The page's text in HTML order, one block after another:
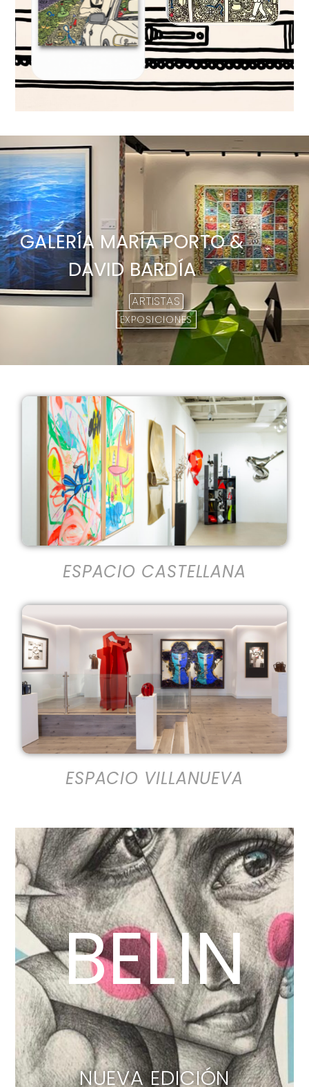
GALERÍA MARÍA PORTO &
DAVID BARDÍA
ARTISTAS
EXPOSICIONES
ESPACIO CASTELLANA
ESPACIO VILLANUEVA
BELIN
NUEVA EDICIÓN